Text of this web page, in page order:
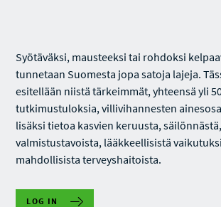
Syötäväksi, mausteeksi tai rohdoksi
tunnetaan Suomesta jopa satoja lajeja.
esitellään niistä tärkeimmät, yhteensä yli
tutkimustuloksia, villivihannesten
lisäksi tietoa kasvien keruusta,
valmistustavoista, lääkkeellisistä
mahdollisista terveyshaitoista.
LOG IN